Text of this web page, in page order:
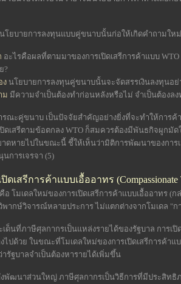
โยบายการลงทุนแบบคู่ขนาบนั้นก่อให้เกิดคำถามให
อะไรคือผลที่ตามมาของการเปิดเสรีการค้าแบบ
?
ง นโยบายการลงทุนคู่ขนาบนั้นจะจัดสรรเงินลงทุนอย่
ม มีความจำเป็นต้องทำก่อนหลังหรือไม่ จำเป็นต้องล
รณะคู่ขนาบ เป็นปัจจัยสำคัญอย่างยิ่งที่จะทำให้การ
ปิดเสรีตามข้อตกลง WTO ก็สมควรต้องมีพันธกิจผูก
ดหายไปในขณะนี้ ชี้ให้เห็นว่ามิติการพัฒนาของการ
การเจรจา (5)
เสรีการค้าแบบเอื้ออาทร (Compassionate
โมเดลใหม่ของการเปิดเสรีการค้าแบบเอื้ออาทร (
พากษ์วิจารณ์หลายประการ ไม่แตกต่างจากโมเดล
เด็นที่ภาษีศุลกากรเป็นแหล่งรายได้ของรัฐบาล การเ
ไปด้วย ในขณะที่โมเดลใหม่ของการเปิดเสรีการค้า
รัฐบาลจำเป็นต้องหารายได้เพิ่มขึ้น
พัฒนาส่วนใหญ่ ภาษีศุลกากรเป็นวิธีการที่มีประสิทธิ